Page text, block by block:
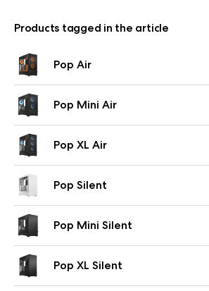
Products tagged in the article
Pop Air
Pop Mini Air
Pop XL Air
Pop Silent
Pop Mini Silent
Pop XL Silent